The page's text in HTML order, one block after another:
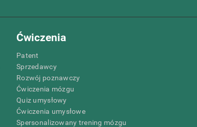
Ćwiczenia
Patent
Sprzedawcy
Rozwój poznawczy
Ćwiczenia mózgu
Quiz umysłowy
Ćwiczenia umysłowe
Spersonalizowany trening mózgu